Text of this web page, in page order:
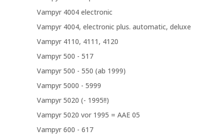
Vampyr 4004 electronic
Vampyr 4004, electronic plus. automatic, deluxe
Vampyr 4110, 4111, 4120
Vampyr 500 - 517
Vampyr 500 - 550 (ab 1999)
Vampyr 5000 - 5999
Vampyr 5020 (- 1995!!)
Vampyr 5020 vor 1995 = AAE 05
Vampyr 600 - 617